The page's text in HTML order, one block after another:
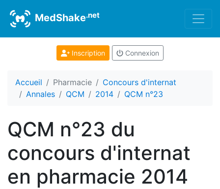
MedShake.net
Inscription Connexion
Accueil Pharmacie
Concours d'internat
Annales
QCM 2014 QCM n°23
QCM n°23 du
concours d'internat
en pharmacie 2014